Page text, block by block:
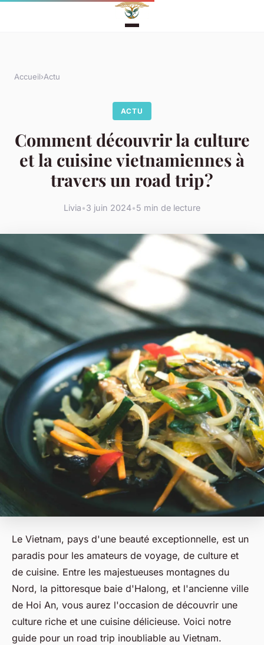
Accueil›Actu
ACTU
Comment découvrir la culture
et la cuisine vietnamiennes à
travers un road trip ?
Livia•3 juin 2024•5 min de lecture
Le Vietnam, pays d'une beauté exceptionnelle, est un
paradis pour les amateurs de voyage, de culture et
de cuisine. Entre les majestueuses montagnes du
Nord, la pittoresque baie d'Halong, et l'ancienne ville
de Hoi An, vous aurez l'occasion de découvrir une
culture riche et une cuisine délicieuse. Voici notre
guide pour un road trip inoubliable au Vietnam.